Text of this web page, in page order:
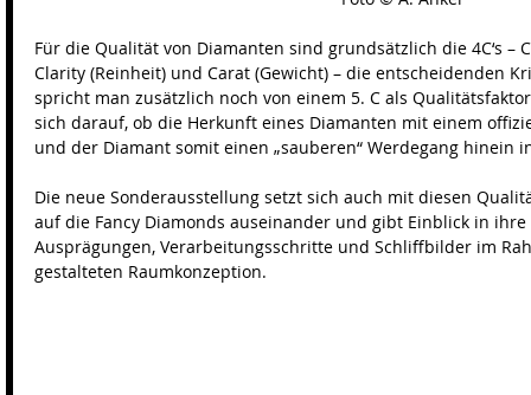
Für die Qualität von Diamanten sind grundsätzlich die 4C‘s –
Clarity (Reinheit) und Carat (Gewicht) – die entscheidenden
spricht man zusätzlich noch von einem 5. C als
sich darauf, ob die Herkunft eines Diamanten mit einem
und der Diamant somit einen „sauberen“ Werdegang hinein
Die neue Sonderausstellung setzt sich auch mit diesen
auf die Fancy Diamonds auseinander und gibt Einblick in
Ausprägungen, Verarbeitungsschritte und Schliffbilder im
gestalteten Raumkonzeption.